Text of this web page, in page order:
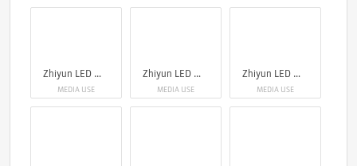
Zhiyun LED Molus X60
MEDIA USE
Zhiyun LED Molus X60
MEDIA USE
Zhiyun LED Molus X60
MEDIA USE